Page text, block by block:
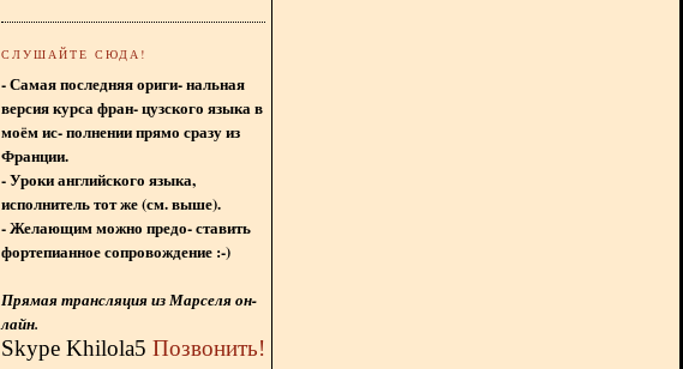
СЛУШАЙТЕ СЮДА!
- Самая последняя ориги- нальная
версия курса фран- цузского языка в
моём ис- полнении прямо сразу из
Франции.
- Уроки английского языка,
исполнитель тот же (см. выше).
- Желающим можно предо- ставить
фортепианное сопровождение :-)
Прямая трансляция из Марселя он-
лайн.
Skype Khilola5 Позвонить!